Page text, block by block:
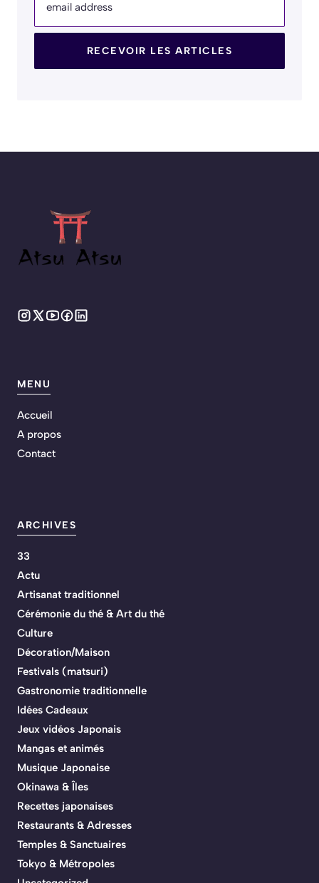
email address
RECEVOIR LES ARTICLES
MENU
Accueil
A propos
Contact
ARCHIVES
33
Actu
Artisanat traditionnel
Cérémonie du thé & Art du thé
Culture
Décoration/Maison
Festivals (matsuri)
Gastronomie traditionnelle
Idées Cadeaux
Jeux vidéos Japonais
Mangas et animés
Musique Japonaise
Okinawa & Îles
Recettes japonaises
Restaurants & Adresses
Temples & Sanctuaires
Tokyo & Métropoles